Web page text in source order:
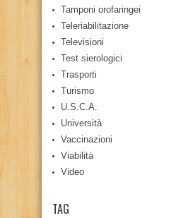
Tamponi orofaringei
Teleriabilitazione
Televisioni
Test sierologici
Trasporti
Turismo
U.S.C.A.
Università
Vaccinazioni
Viabilità
Video
TAG